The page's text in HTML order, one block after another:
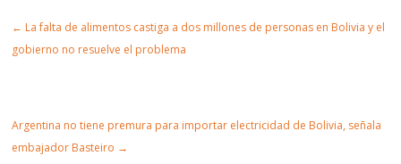
ulo
← La falta de alimentos castiga a dos millones de personas en Bolivia y el
gobierno no resuelve el problema
Argentina no tiene premura para importar electricidad de Bolivia, señala
embajador Basteiro →